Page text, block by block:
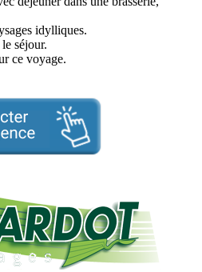
idylliques.
séjour.
ce voyage.